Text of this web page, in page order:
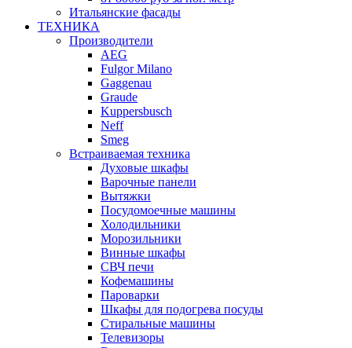
Итальянские фасады
ТЕХНИКА
Производители
AEG
Fulgor Milano
Gaggenau
Graude
Kuppersbusch
Neff
Smeg
Встраиваемая техника
Духовые шкафы
Варочные панели
Вытяжки
Посудомоечные машины
Холодильники
Морозильники
Винные шкафы
СВЧ печи
Кофемашины
Пароварки
Шкафы для подогрева посуды
Стиральные машины
Телевизоры